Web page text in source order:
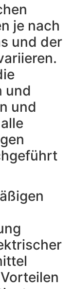
je nach
und der
und
und